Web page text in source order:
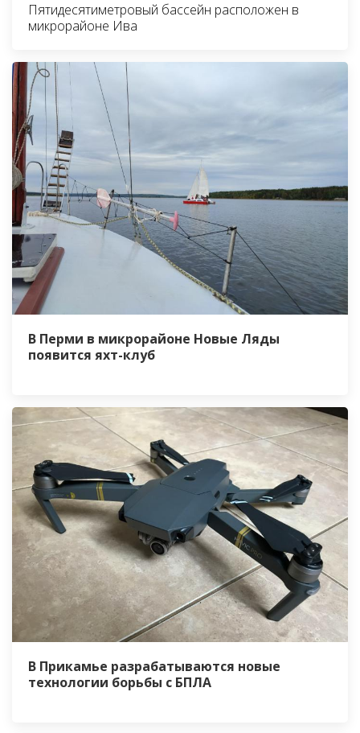
Пятидесятиметровый бассейн расположен в
микрорайоне Ива
В Перми в микрорайоне Новые Ляды
появится яхт-клуб
В Прикамье разрабатываются новые
технологии борьбы с БПЛА